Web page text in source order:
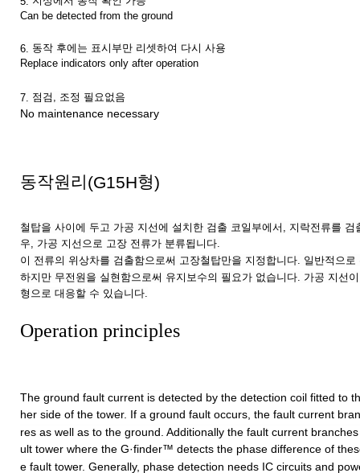
Can be detected from the ground
6. 동작 후에는 표시부만 리셋하여 다시 사용
Replace indicators only after operation
7. 점검 조정 필요없음
No maintenance necessary
동작원리(G15H형)
철탑을 사이에 두고 가공 지선에 설치한 검출 코일부에서 지락전류를 검
우, 가공 지선으로 고장 전류가 분류됩니다.
이 전류의 위상차를 검출함으로써 고장철탑만을 지정합니다. 일반적으로
하지만 무전원을 실현함으로써 유지보수의 필요가 없습니다 가공 지선이
형으로 대응할 수 있습니다.
Operation principles
The ground fault current is detected by the detection coil fitted to
her side of the tower. If a ground fault occurs, the fault current
res as well as to the ground. Additionally the fault current
ult tower where the G·finder™ detects the phase difference of
e fault tower. Generally, phase detection needs IC circuits and